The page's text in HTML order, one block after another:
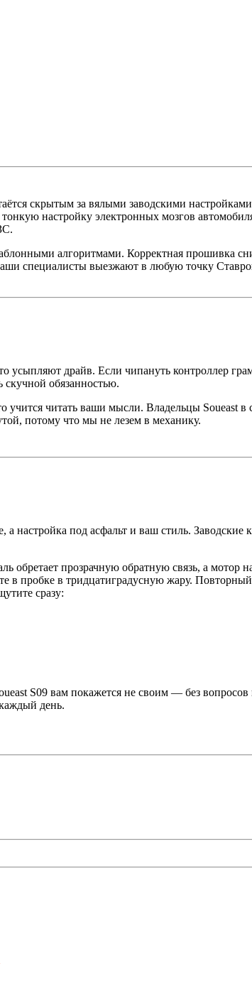
скрытым за вялыми заводскими
настройку электронных мозгов
алгоритмами. Корректная прошивка
специалисты выезжают в любую точку
усыпляют драйв. Если чипануть контроллер
скучной обязанностью.
учится читать ваши мысли. Владельцы Soueast
потому что мы не лезем в механику.
настройка под асфальт и ваш стиль.
обретает прозрачную обратную связь, а
пробке в тридцатиградусную жару.
сразу:
S09 вам покажется не своим — без
день.